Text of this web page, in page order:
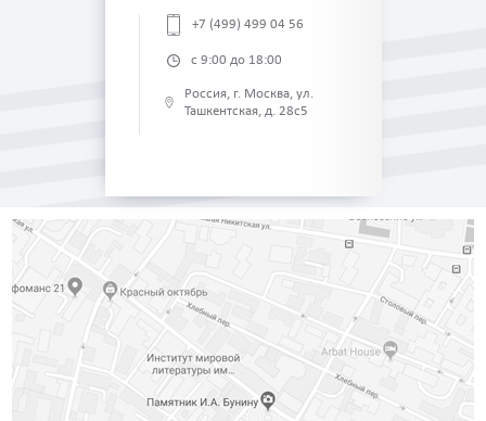
+7 (499) 499 04 56
с 9:00 до 18:00
Россия, г. Москва, ул.
Ташкентская, д. 28с5